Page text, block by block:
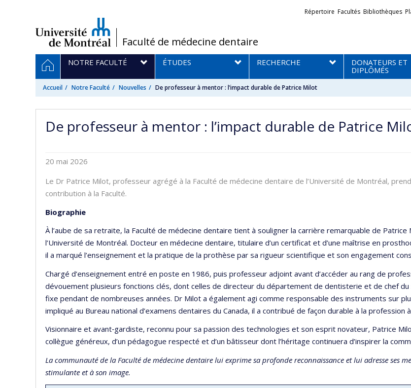
/Faculté de médecine dentaire
Liens
Répertoire Facultés Bibliothèques
Navigation
principale
ACCUEIL
NOTRE FACULTÉ ÉTUDES RECHERCHE
DONATEURS ET
DIPLÔMÉS
Accueil Notre Faculté Nouvelles De professeur à mentor : l’impact durable de Patrice Milot
De professeur à mentor : l’impact durable de Patrice
20 mai 2026
​Le Dr Patrice Milot, professeur agrégé à la Faculté de médecine dentaire de l’Université de Montréal,
contribution à la Faculté.
Biographie
À l’aube de sa retraite, la Faculté de médecine dentaire tient à souligner la carrière remarquable de
l’Université de Montréal. Docteur en médecine dentaire, titulaire d’un certificat et d’une maîtrise en
il a marqué l’enseignement et la pratique de la prothèse par sa rigueur scientifique et son engagement
Chargé d’enseignement entré en poste en 1986, puis professeur adjoint avant d’accéder au rang de
dévouement plusieurs fonctions clés, dont celles de directeur du département de dentisterie et de chef
fixe pendant de nombreuses années. Dr Milot a également agi comme responsable des instruments sur
impliqué au Bureau national d’examens dentaires du Canada, il a contribué de façon durable à la profession à
Visionnaire et avant‑gardiste, reconnu pour sa passion des technologies et son esprit novateur, Patrice
collègue généreux, d’un pédagogue respecté et d’un bâtisseur dont l’héritage continuera d’inspirer la
La communauté de la Faculté de médecine dentaire lui exprime sa profonde reconnaissance et lui adresse ses
stimulante et à son image.